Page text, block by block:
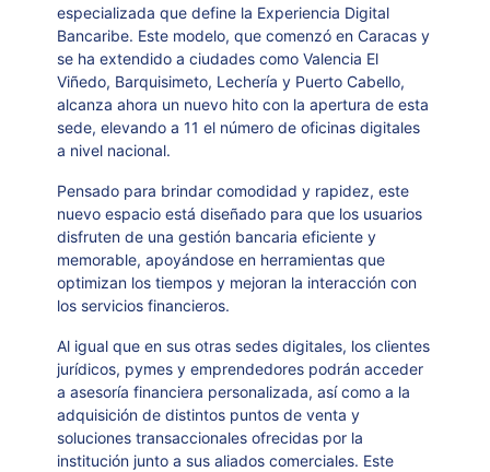
especializada que define la Experiencia Digital
Bancaribe. Este modelo, que comenzó en Caracas y
se ha extendido a ciudades como Valencia El
Viñedo, Barquisimeto, Lechería y Puerto Cabello,
alcanza ahora un nuevo hito con la apertura de esta
sede, elevando a 11 el número de oficinas digitales
a nivel nacional.
Pensado para brindar comodidad y rapidez, este
nuevo espacio está diseñado para que los usuarios
disfruten de una gestión bancaria eficiente y
memorable, apoyándose en herramientas que
optimizan los tiempos y mejoran la interacción con
los servicios financieros.
Al igual que en sus otras sedes digitales, los clientes
jurídicos, pymes y emprendedores podrán acceder
a asesoría financiera personalizada, así como a la
adquisición de distintos puntos de venta y
soluciones transaccionales ofrecidas por la
institución junto a sus aliados comerciales. Este